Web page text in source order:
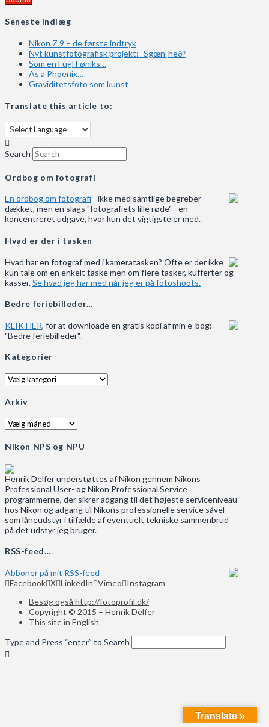
Seneste indlæg
Nikon Z 9 – de første indtryk
Nyt kunstfotografisk projekt: ˈSgœnˌheðˀ
Som en Fugl Føniks…
As a Phoenix…
Graviditetsfoto som kunst
Translate this article to:
Search
Ordbog om fotografi
En ordbog om fotografi - ikke med samtlige begreber
dækket, men en slags "fotografiets lille røde" - en
koncentreret udgave, hvor kun det vigtigste er med.
Hvad er der i tasken
Hvad har en fotograf med i kameratasken? Ofte er der ikke
kun tale om en enkelt taske men om flere tasker, kufferter og
kasser.Se hvad jeg har med når jeg er på fotoshoots.
Bedre feriebilleder…
KLIK HER, for at downloade en gratis kopi af min e-bog:
"Bedre feriebilleder".
Kategorier
Kategorier
Arkiv
Arkiv
Nikon NPS og NPU
Henrik Delfer understøttes af Nikon gennem Nikons
Professional User- og Nikon Professional Service
programmerne, der sikrer adgang til det højeste serviceniveau
hos Nikon og adgang til Nikons professionelle service såvel
som låneudstyr i tilfælde af eventuelt tekniske sammenbrud
på det udstyr jeg bruger.
RSS-feed…
Abboner på mit RSS-feed
Facebook X LinkedIn Vimeo Instagram
Besøg også http://fotoprofil.dk/
Copyright © 2015 – Henrik Delfer
This site in English
Type and Press “enter” to Search
Translate »